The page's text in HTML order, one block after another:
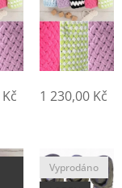
Kč 1 230,00 Kč
Vyprodáno